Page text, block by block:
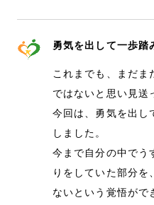
勇気を出して一歩踏
これまでも、まだま
ではないと思い見送
今回は、勇気を出し
しました。
今まで自分の中でう
りをしていた部分を
ないという覚悟がで